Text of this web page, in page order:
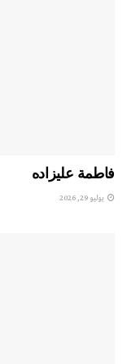
فاطمة عليزاده
يوليو 29, 2026